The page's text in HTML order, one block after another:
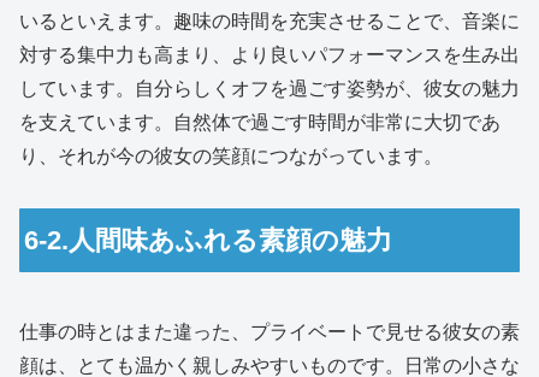
いるといえます。趣味の時間を充実させることで、音楽に
対する集中力も高まり、より良いパフォーマンスを生み出
しています。自分らしくオフを過ごす姿勢が、彼女の魅力
を支えています。自然体で過ごす時間が非常に大切であ
り、それが今の彼女の笑顔につながっています。
6-2.人間味あふれる素顔の魅力
仕事の時とはまた違った、プライベートで見せる彼女の素
顔は、とても温かく親しみやすいものです。日常の小さな